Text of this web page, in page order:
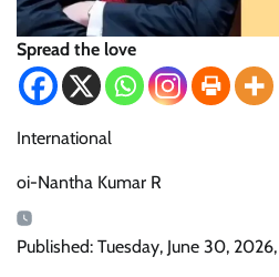
Spread the love
International
oi-Nantha Kumar R
Published: Tuesday, June 30, 2026,